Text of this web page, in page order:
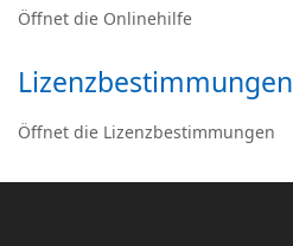
Öffnet die Onlinehilfe
Lizenzbestimmungen
Öffnet die Lizenzbestimmungen